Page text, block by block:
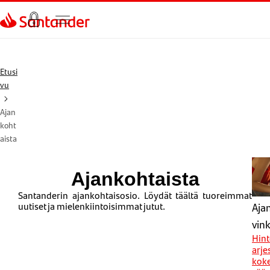
Siirry sivulle
Etusi
vu
Ajan
koht
aista
Ajankohtaista
Santanderin ajankohtaisosio. Löydät täältä tuoreimmat
uutiset ja mielenkiintoisimmat jutut.